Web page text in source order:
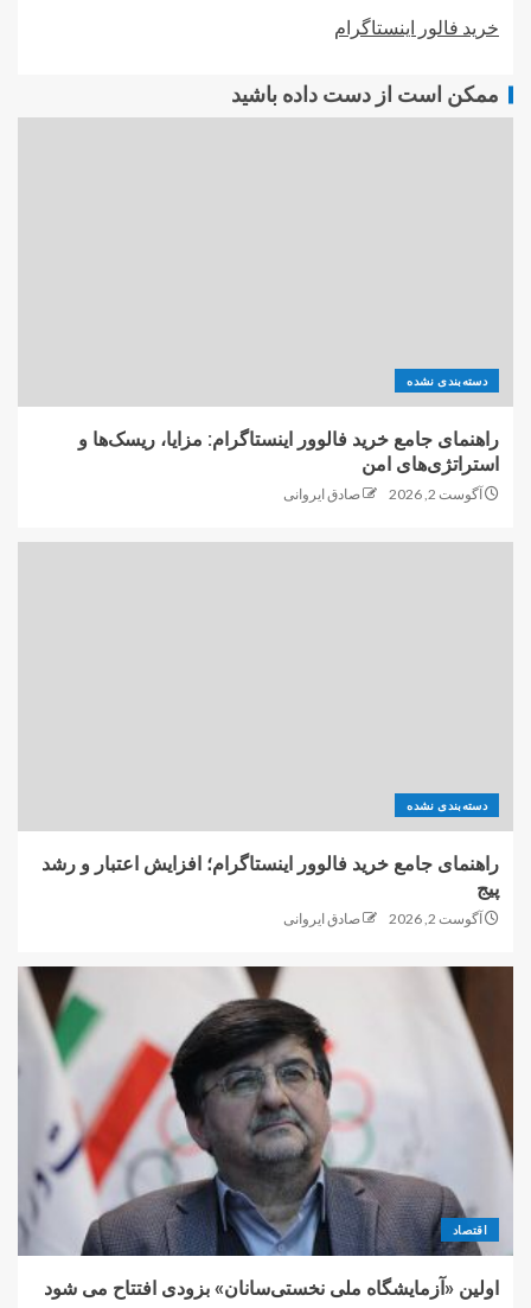
خرید فالور اینستاگرام
ممکن است از دست داده باشید
دسته‌بندی نشده
راهنمای جامع خرید فالوور اینستاگرام: مزایا، ریسک‌ها و
استراتژی‌های امن
آگوست 2, 2026 صادق ایروانی
دسته‌بندی نشده
راهنمای جامع خرید فالوور اینستاگرام؛ افزایش اعتبار و رشد
پیج
آگوست 2, 2026 صادق ایروانی
اقتصاد
اولین «آزمایشگاه ملی نخستی‌سانان» بزودی افتتاح می شود